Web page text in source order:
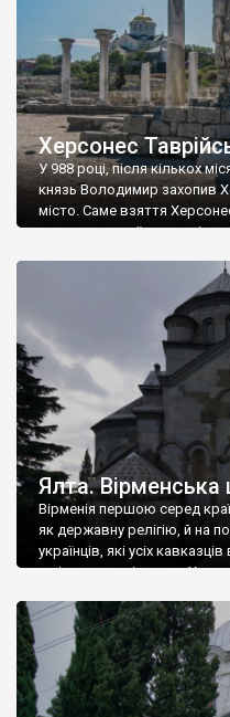
Херсонес
У 988 році, після кількох
князь Володимир захопив
місто. Саме взяття
диктувати свої умови
Херсонесі Володимир-
А потім було Хрещення
Ялта. Вірменська
Вірменія першою серед
як державну релігію, й на
українців, які усіх
є відданими вірянами